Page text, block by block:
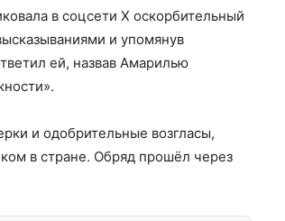
в соцсети X оскорбительный
и упомянув
ей, назвав Амарилью
и одобрительные возгласы,
в стране. Обряд прошёл через